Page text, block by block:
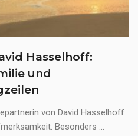
Hasselhoff:
und
von David Hasselhoff
Besonders ...